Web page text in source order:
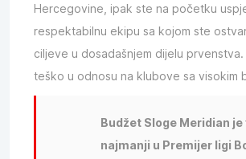
Hercegovine, ipak ste na početku
respektabilnu ekipu sa kojom ste
ciljeve u dosadašnjem dijelu
teško u odnosu na klubove sa visokim
Budžet Sloge Meridian
najmanji u Premijer ligi